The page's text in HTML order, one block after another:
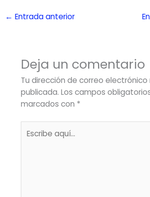
← Entrada anterior
Deja un comentario
Tu dirección de correo electrónico
publicada. Los campos
marcados con *
aquí...